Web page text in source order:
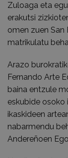
Zuloaga eta
erakutsi
omen zuen San
matrikulatu
Arazo
Fernando Arte
baina entzule
eskubide osoko
ikaskideen
nabarmendu
Andereñoen